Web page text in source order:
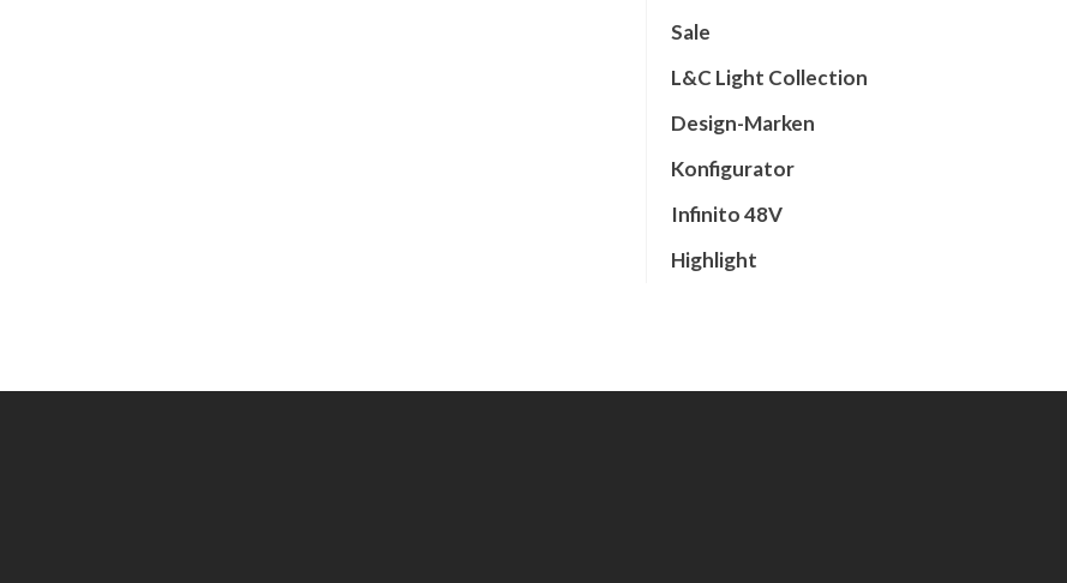
Sale
L&C Light Collection
Design-Marken
Konfigurator
Infinito 48V
Highlight